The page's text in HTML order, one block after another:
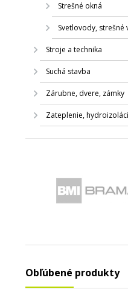
Strešné okná
Svetlovody, strešné
Stroje a technika
Suchá stavba
Zárubne, dvere, zámky
Zateplenie,
Obľúbené produkty